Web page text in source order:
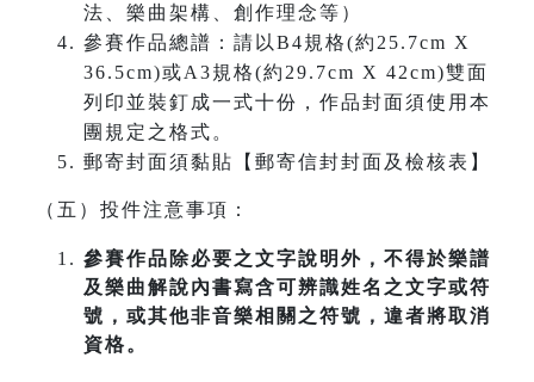
法、樂曲架構、創作理念等）
參賽作品總譜：請以B4規格(約25.7cm X
36.5cm)或A3規格(約29.7cm X 42cm)雙面
列印並裝釘成一式十份，作品封面須使用本
團規定之格式。
郵寄封面須黏貼【郵寄信封封面及檢核表】
（五）投件注意事項：
參賽作品除必要之文字說明外，不得於樂譜
及樂曲解說內書寫含可辨識姓名之文字或符
號，或其他非音樂相關之符號，違者將取消
資格。